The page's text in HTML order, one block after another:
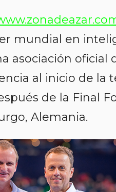
mundial en
asociación oficial
al inicio de la
de la Final
Alemania.